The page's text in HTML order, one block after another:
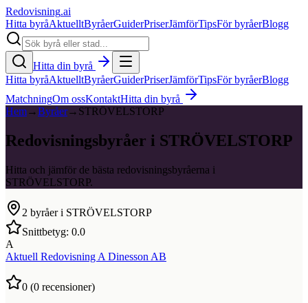
Redovisning.ai
Hitta byråAktuelltByråerGuiderPriserJämförTipsFör byråerBlogg
Hitta din byrå
Hitta byråAktuelltByråerGuiderPriserJämförTipsFör byråerBlogg
MatchningOm ossKontaktHitta din byrå
Hem→Byråer→ STRÖVELSTORP
Redovisningsbyråer i STRÖVELSTORP
Hitta och jämför de bästa redovisningsbyråerna i
STRÖVELSTORP.
2 byråer i STRÖVELSTORP
Snittbetyg: 0.0
A
Aktuell Redovisning A Dinesson AB
0 (0 recensioner)